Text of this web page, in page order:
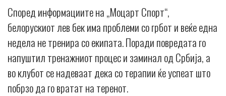
Според информациите на „Моцарт Спорт“,
белорускиот лев бек има проблеми со грбот и веќе една
недела не тренира со екипата. Поради повредата го
напуштил тренажниот процес и заминал од Србија, а
во клубот се надеваат дека со терапии ќе успеат што
побрзо да го вратат на теренот.